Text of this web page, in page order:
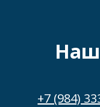
+7 (984)